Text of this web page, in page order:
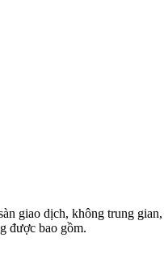
dịch, không trung
được bao gồm.